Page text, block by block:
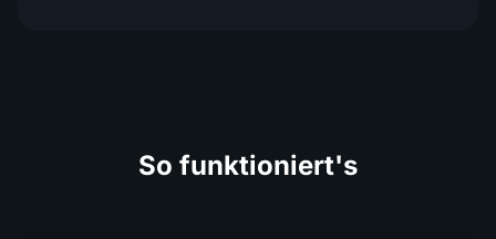
So funktioniert's